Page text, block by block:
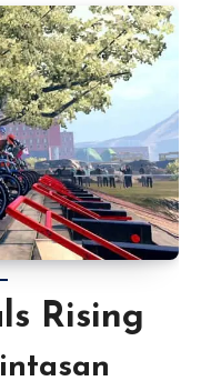
Rising